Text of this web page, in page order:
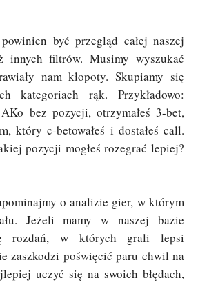
być przegląd całej naszej
innych filtrów. Musimy wyszukać
nam kłopoty. Skupiamy się
kategoriach rąk. Przykładowo:
bez pozycji, otrzymałeś 3-bet,
który c-betowałeś i dostałeś call.
pozycji mogłeś rozegrać lepiej?
o analizie gier, w którym
Jeżeli mamy w naszej bazie
rozdań, w których grali lepsi
zaszkodzi poświęcić paru chwil na
uczyć się na swoich błędach,